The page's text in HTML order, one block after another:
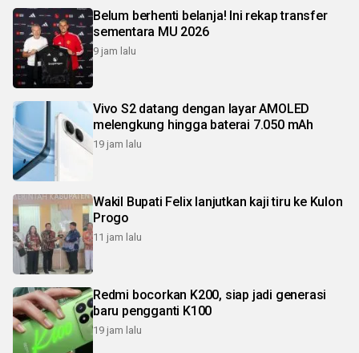
Belum berhenti belanja! Ini rekap transfer
sementara MU 2026
9 jam lalu
Vivo S2 datang dengan layar AMOLED
melengkung hingga baterai 7.050 mAh
19 jam lalu
Wakil Bupati Felix lanjutkan kaji tiru ke Kulon
Progo
11 jam lalu
Redmi bocorkan K200, siap jadi generasi
baru pengganti K100
19 jam lalu